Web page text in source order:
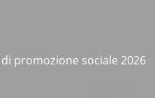
promozione sociale 2026